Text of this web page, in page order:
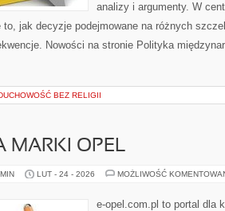
analizy i argumenty. W
jak decyzje podejmowane na różnych
Nowości na stronie Polityka
BEZ RELIGII
MARKI OPEL
LUT - 24 - 2026 MOŻLIWOŚĆ
e-opel.com.pl to portal dla